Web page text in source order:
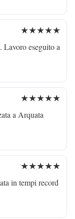
★★★★★
Lavoro eseguito a
★★★★★
a Arquata
★★★★★
in tempi record